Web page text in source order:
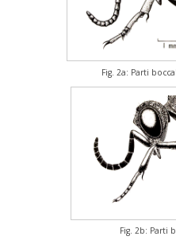
Fig. 2a: Parti
Fig. 2b: Parti